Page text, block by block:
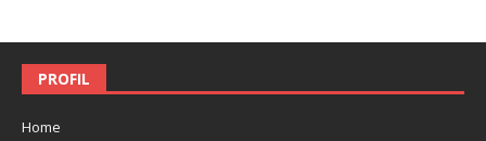
PROFIL
Home